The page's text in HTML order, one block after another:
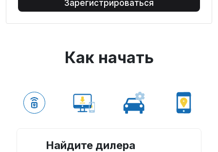
Зарегистрироваться
Как начать
Найдите дилера